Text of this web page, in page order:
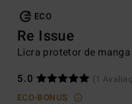
ECO
Re Issue
Licra protetor de
5.0
(1
ECO-BONUS